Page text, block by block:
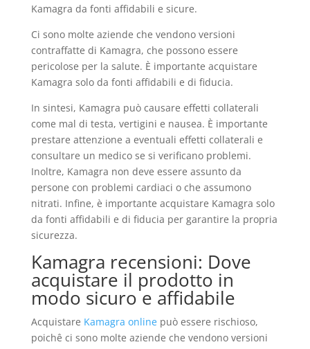
Kamagra da fonti affidabili e sicure.
Ci sono molte aziende che vendono versioni
contraffatte di Kamagra, che possono essere
pericolose per la salute. È importante acquistare
Kamagra solo da fonti affidabili e di fiducia.
In sintesi, Kamagra può causare effetti collaterali
come mal di testa, vertigini e nausea. È importante
prestare attenzione a eventuali effetti collaterali e
consultare un medico se si verificano problemi.
Inoltre, Kamagra non deve essere assunto da
persone con problemi cardiaci o che assumono
nitrati. Infine, è importante acquistare Kamagra solo
da fonti affidabili e di fiducia per garantire la propria
sicurezza.
Kamagra recensioni: Dove
acquistare il prodotto in
modo sicuro e affidabile
Acquistare Kamagra onlinepuò essere rischioso,
poichê ci sono molte aziende che vendono versioni